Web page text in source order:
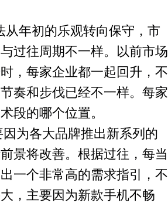
从年初的乐观转向保守，市
过往周期不一样。以前市场
，每家企业都一起回升，不
奏和步伐已经不一样。每家
段的哪个位置。
为各大品牌推出新系列的
景将改善。根据过往，每当
一个非常高的需求指引，不
，主要因为新款手机不畅